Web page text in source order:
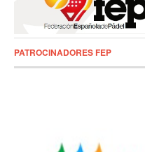
PATROCINADORES FEP